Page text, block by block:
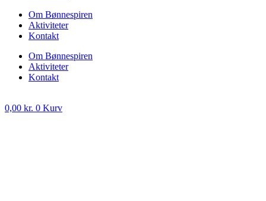
Om Bønnespiren
Aktiviteter
Kontakt
Om Bønnespiren
Aktiviteter
Kontakt
0,00 kr. 0 Kurv